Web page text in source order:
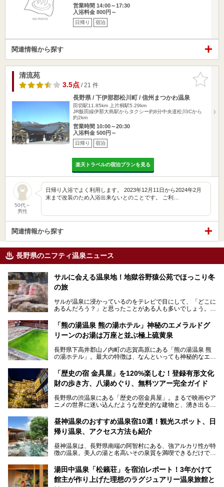
営業時間 14:00～17:30
入浴料金 800円～
日帰り 宿泊
関連情報から探す
お気に入
りに追加
清流苑
3.5点/ 21 件
長野県 / 下伊那郡松川町 / 信州まつかわ温泉
田切駅11.85km
上片桐駅5.29km
JR飯田線伊那大島駅からタクシー約8分中央道松川ICから
約2km
営業時間 10:00～20:30
入浴料金 500円～
日帰り 宿泊
楽天トラベルの宿泊プランを見る
50代～
男性
日帰り入浴でよく利用します。 2023年12月11日から2024年2月
末まで改装のため入浴出来ないとのことです。 ご利…
関連情報から探す
長野県のニフティ温泉ニュース
サルに会える温泉地！地獄谷野猿公苑でほっこり冬
の旅
サルが温泉に浸かっているのをテレビで目にして、「どこに
あるんだろう？」と思ったことがある人も多いでしょう。
この微笑ましい光景は、長野県にある「地獄谷野猿公苑」で
見られるもので、野生のサルが雪景色の中で温泉に浸かる姿
を間近で観察できます。
本記事では、地獄谷野猿公苑の魅力や見どころ、サルと温泉
との関係性、地獄谷周辺の観光スポットについて紹介しま
ので、野生のサルを観察する貴重な自然体験と温泉をあわせ
て楽しみたい人は、ぜひ参考にしてください。
「熊の湯温泉 熊の湯ホテル」神秘のエメラルドグ
リーンのお湯は万座と並ぶ極上硫黄泉
長野県下高井郡山ノ内町の志賀高原にある「熊の湯温泉 熊
の湯ホテル」。最大の特徴は、なんといっても神秘的なエメ
リピートするファンも多い温泉です。冬はスキーと一緒に楽
しみたい極上の温泉を紹介します。
「歴史の宿 金具屋」を120%楽しむ！登録有形文化
財の歩き方、八湯めぐり、無料ツアー完全ガイド
長野県の渋温泉にある「歴史の宿金具屋」。まるで映画やア
ニメの世界に迷い込んだような歴史的な建物と、湧き出る温
を隅々まで楽しみたいですよね。この記事では、金具屋での
滞在を最高の思い出にするための「楽しみ方」を徹底的にご
紹介します！
昼神温泉のおすすめ温泉宿10選！観光スポット、日
帰り温泉、アクセス方法も紹介
昼神温泉は、長野県南端の阿智村にある、強アルカリ性が特
徴の温泉。美人の湯と名高いその泉質を満喫できるだけでな
昼神温泉では、朝市などの観光スポットや、信州名物のおや
きを楽しめるグルメスポットなど、観光を楽しむにはぴった
りの場所が豊富にあります。
湯田中温泉「松籟荘」を宿泊レポート！3年かけて
館主が作り上げた理想のラグジュアリー温泉旅館と